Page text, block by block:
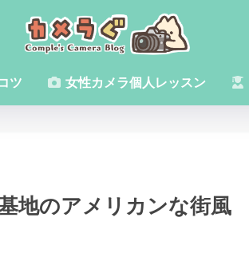
ツ 女性カメラ個人レッスン
地のアメリカンな街風